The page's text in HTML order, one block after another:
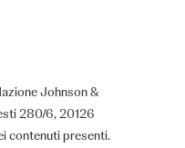
Johnson &
280/6, 20126
contenuti presenti.